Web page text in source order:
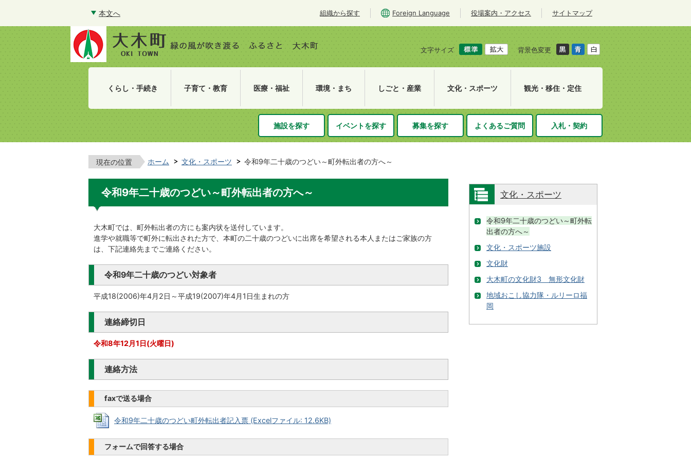
本文へ 組織から探す Foreign Language 役場案内・アクセス サイトマップ
文字サイズ 背景色変更
くらし・手続き 子育て・教育 医療・福祉 環境・まち しごと・産業 文化・スポーツ 観光・移住・定住
施設を探す イベントを探す 募集を探す よくあるご質問 入札・契約
現在の位置 ホーム 文化・スポーツ 令和9年二十歳のつどい～町外転出者の方へ～
令和9年二十歳のつどい～町外転出者の方へ～
大木町では、町外転出者の方にも案内状を送付しています。
進学や就職等で町外に転出された方で、本町の二十歳のつどいに出席を希望される本人またはご家族の方
は、下記連絡先までご連絡ください。
令和9年二十歳のつどい対象者
平成18(2006)年4月2日～平成19(2007)年4月1日生まれの方
連絡締切日
令和8年12月1日(火曜日)
連絡方法
faxで送る場合
令和9年二十歳のつどい町外転出者記入票 (Excelファイル: 12.6KB)
フォームで回答する場合
文化・スポーツ
令和9年二十歳のつどい～町外転
出者の方へ～
文化・スポーツ施設
文化財
大木町の文化財3 無形文化財
地域おこし協力隊・ルリーロ福
岡